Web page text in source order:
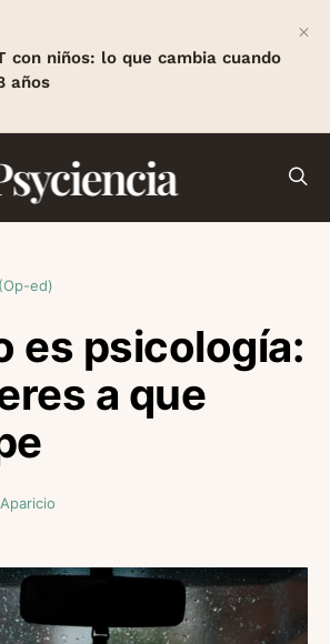
con niños: lo que cambia cuando
años
×
ed)
es psicología:
a que